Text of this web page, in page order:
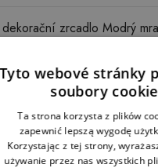
Tyto webové stránky
soubory
Ta strona korzysta z plików
zapewnić lepszą wygodę
Korzystając z tej strony,
używanie przez nas wszystkich